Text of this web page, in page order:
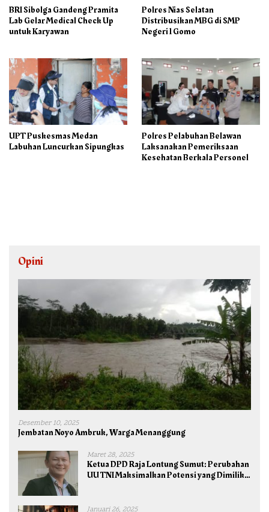
BRI Sibolga Gandeng Pramita
Lab Gelar Medical Check Up
untuk Karyawan
Polres Nias Selatan
Distribusikan MBG di SMP
Negeri 1 Gomo
UPT Puskesmas Medan
Labuhan Luncurkan Sipungkas
Polres Pelabuhan Belawan
Laksanakan Pemeriksaan
Kesehatan Berkala Personel
Opini
Desember 10, 2025
Jembatan Noyo Ambruk, Warga Menanggung
Maret 28, 2025
Ketua DPD Raja Lontung Sumut: Perubahan
UU TNI Maksimalkan Potensi yang Dimiliki
Januari 26, 2025